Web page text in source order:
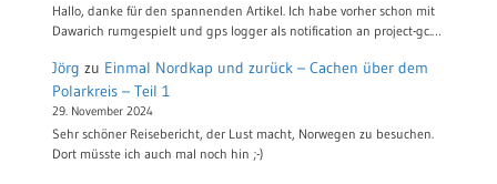
Hallo, danke für den spannenden Artikel. Ich habe vorher schon mit
Dawarich rumgespielt und gps logger als notification an project-gc.…
Jörg zu Einmal Nordkap und zurück – Cachen über dem
Polarkreis – Teil 1
29. November 2024
Sehr schöner Reisebericht, der Lust macht, Norwegen zu besuchen.
Dort müsste ich auch mal noch hin ;-)